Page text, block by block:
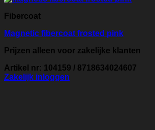
Fibercoat
Magnetic fibercoat frosted pink
Prijzen alleen voor zakelijke klanten
Artikel nr: 104159 / 8718634024607
Zakelijk inloggen